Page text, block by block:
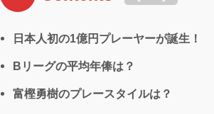
日本人初の1億円プレーヤーが誕生！
Bリーグの平均年俸は？
富樫勇樹のプレースタイルは？